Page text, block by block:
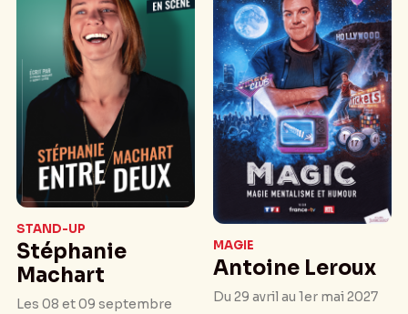
STAND-UP
Stéphanie
Machart
Les 08 et 09 septembre
MAGIE
Antoine Leroux
Du 29 avril au 1er mai 2027